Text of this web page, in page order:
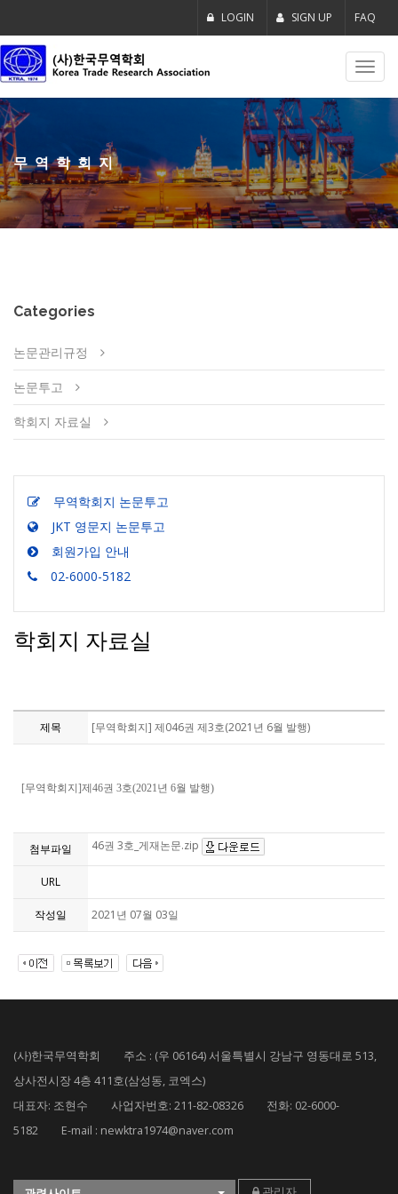
LOGIN SIGN UP FAQ
무역학회지
Categories
논문관리규정
논문투고
학회지 자료실
무역학회지 논문투고
JKT 영문지 논문투고
회원가입 안내
02-6000-5182
학회지 자료실
제목 [무역학회지] 제046권 제3호(2021년 6월 발행)
[무역학회지]제46권 3호(2021년 6월 발행)
첨부파일 46권 3호_게재논문.zip
URL
작성일 2021년 07월 03일
(사)한국무역학회 주소 : (우 06164) 서울특별시 강남구 영동대로 513,
상사전시장 4층 411호(삼성동, 코엑스)
대표자: 조현수 사업자번호: 211-82-08326 전화: 02-6000-
5182 E-mail : newktra1974@naver.com